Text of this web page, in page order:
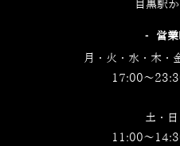
目黒駅
‐営業
月・火・水・木・
17:00～
土・
11:00～